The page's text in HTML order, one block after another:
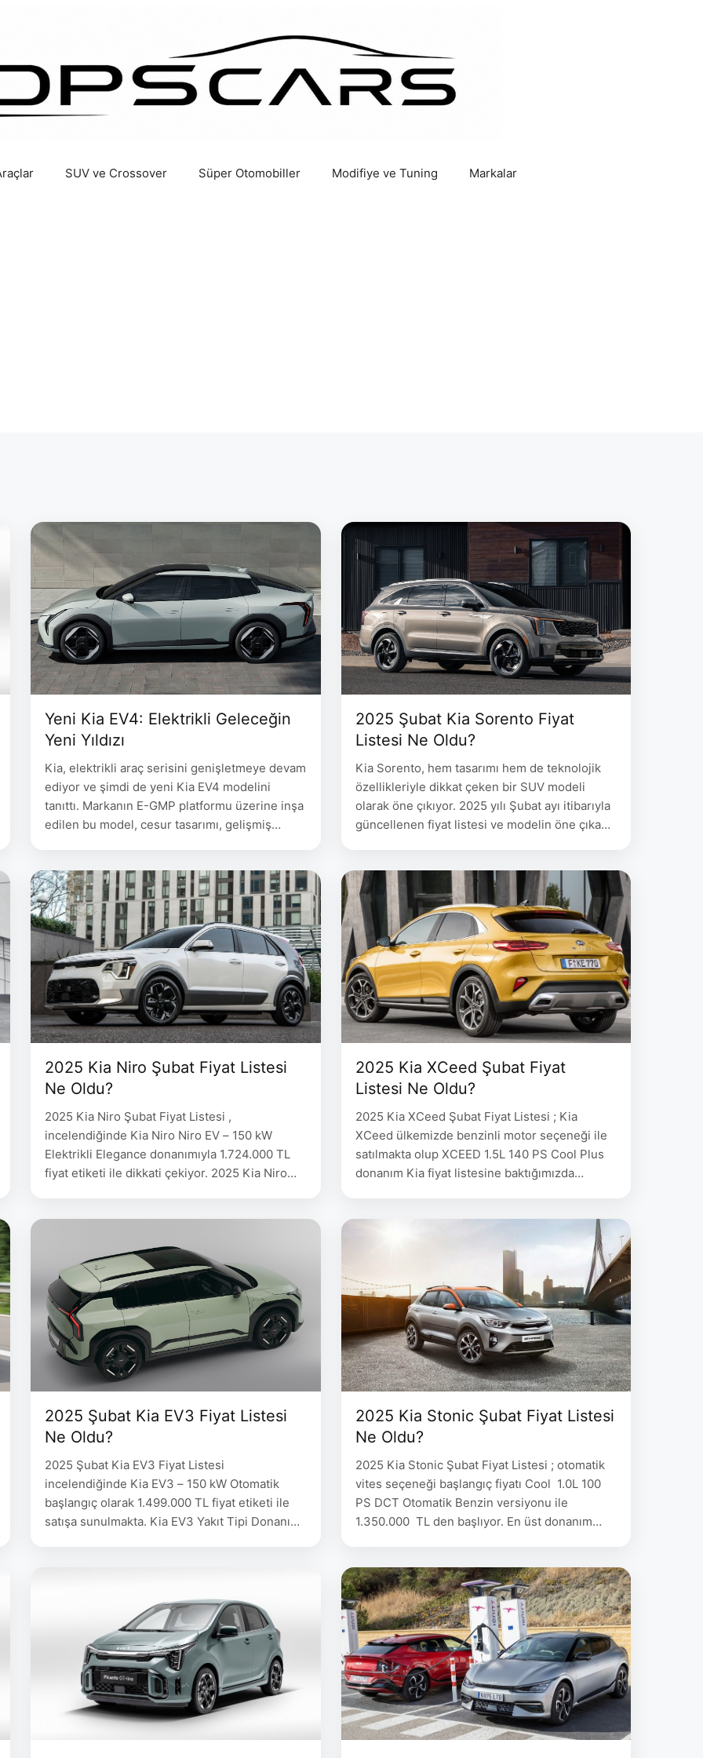
SUV ve Crossover Süper Otomobiller Modifiye ve Tuning Markalar
Yeni Kia EV4: Elektrikli Geleceğin
Yeni Yıldızı
Kia, elektrikli araç serisini genişletmeye devam
ediyor ve şimdi de yeni Kia EV4 modelini
tanıttı. Markanın E-GMP platformu üzerine inşa
edilen bu model, cesur tasarımı, gelişmiş
Modern ve Şık Tasarım Kia EV4, hatchback ve
sedan olmak üzere iki farklı gövde tipiyle
sunulacak. …
2025 Şubat Kia Sorento Fiyat
Listesi Ne Oldu?
Kia Sorento, hem tasarımı hem de teknolojik
özellikleriyle dikkat çeken bir SUV modeli
olarak öne çıkıyor. 2025 yılı Şubat ayı itibarıyla
güncellenen fiyat listesi ve modelin öne çıkan
Otomatik 5 Koltuk Prestige Smart 4.075.000 TL
Kia Sorento 1.6L 215 PS 4X4 Otomatik …
2025 Kia Niro Şubat Fiyat Listesi
Ne Oldu?
2025 Kia Niro Şubat Fiyat Listesi ,
incelendiğinde Kia Niro Niro EV – 150 kW
Elektrikli Elegance donanımıyla 1.724.000 TL
fiyat etiketi ile dikkati çekiyor. 2025 Kia Niro
çekmeye devam ediyor. Şubat ayına özel fiyat
listemizde, Kia Niro’nun …
2025 Kia XCeed Şubat Fiyat
Listesi Ne Oldu?
2025 Kia XCeed Şubat Fiyat Listesi ; Kia
XCeed ülkemizde benzinli motor seçeneği ile
satılmakta olup XCEED 1.5L 140 PS Cool Plus
donanım Kia fiyat listesine baktığımızda
Donanım Güç 2024 2025 XCeed 1.5L 140 PS
DCT (Otomatik) Benzin Cool Plus 140 PS …
2025 Şubat Kia EV3 Fiyat Listesi
Ne Oldu?
2025 Şubat Kia EV3 Fiyat Listesi
incelendiğinde Kia EV3 – 150 kW Otomatik
başlangıç olarak 1.499.000 TL fiyat etiketi ile
satışa sunulmakta. Kia EV3 Yakıt Tipi Donanım
1.664.000 EV3 – 150 kW Otomatik Elektrikli
2025 Kia Stonic Şubat Fiyat Listesi
Ne Oldu?
2025 Kia Stonic Şubat Fiyat Listesi ; otomatik
vites seçeneği başlangıç fiyatı Cool 1.0L 100
PS DCT Otomatik Benzin versiyonu ile
1.350.000 TL den başlıyor. En üst donanım
Stonic 1.0L 100 PS DCT Cool Plus 1.350.000
Stonic 1.0L 100 PS DCT Business …